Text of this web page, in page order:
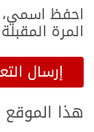
احفظ اسمي،
المرة
هذا